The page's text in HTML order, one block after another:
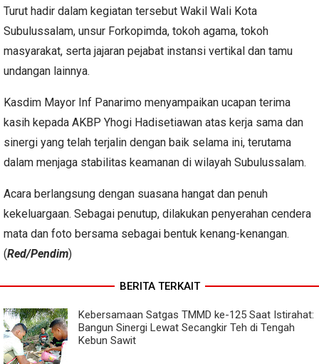
Turut hadir dalam kegiatan tersebut Wakil Wali Kota
Subulussalam, unsur Forkopimda, tokoh agama, tokoh
masyarakat, serta jajaran pejabat instansi vertikal dan tamu
undangan lainnya.
Kasdim Mayor Inf Panarimo menyampaikan ucapan terima
kasih kepada AKBP Yhogi Hadisetiawan atas kerja sama dan
sinergi yang telah terjalin dengan baik selama ini, terutama
dalam menjaga stabilitas keamanan di wilayah Subulussalam.
Acara berlangsung dengan suasana hangat dan penuh
kekeluargaan. Sebagai penutup, dilakukan penyerahan cendera
mata dan foto bersama sebagai bentuk kenang-kenangan.
(Red/Pendim)
BERITA TERKAIT
Kebersamaan Satgas TMMD ke-125 Saat Istirahat:
Bangun Sinergi Lewat Secangkir Teh di Tengah
Kebun Sawit